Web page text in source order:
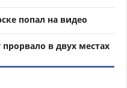
попал на видео
в двух местах